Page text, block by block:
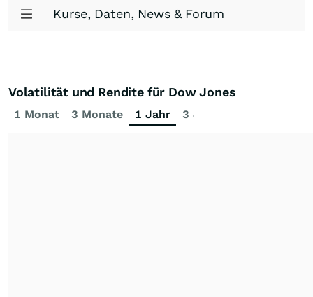
Kurse, Daten, News & Forum
Volatilität und Rendite für Dow Jones
1 Monat 3 Monate 1 Jahr 3 Jahre